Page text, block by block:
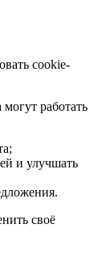
cookie-
работать
и улучшать
своё